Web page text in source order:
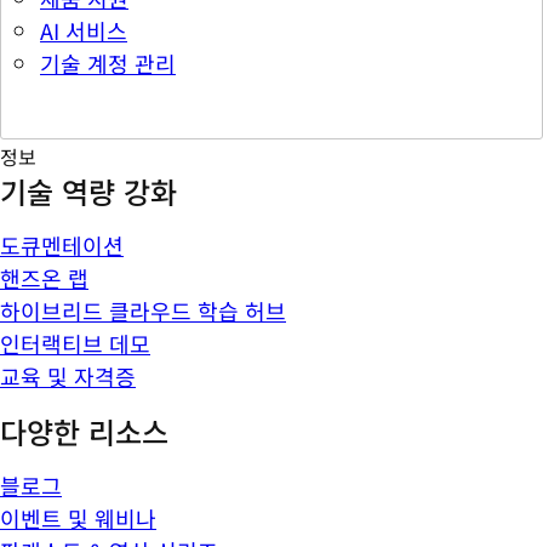
AI 서비스
기술 계정 관리
정보
기술 역량 강화
도큐멘테이션
핸즈온 랩
하이브리드 클라우드 학습 허브
인터랙티브 데모
교육 및 자격증
다양한 리소스
블로그
이벤트 및 웨비나